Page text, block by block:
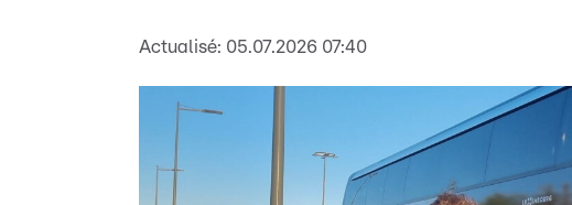
Actualisé: 05.07.2026 07:40